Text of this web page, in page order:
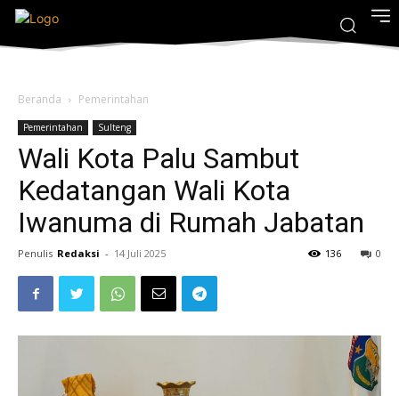
Beranda Pemerintahan
Pemerintahan Sulteng
Wali Kota Palu Sambut
Kedatangan Wali Kota
Iwanuma di Rumah Jabatan
Penulis Redaksi - 14 Juli 2025 0
136